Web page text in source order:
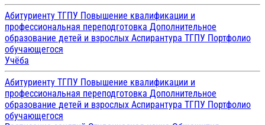
Абитуриенту ТГПУ Повышение квалификации и
профессиональная переподготовка Дополнительное
образование детей и взрослых Аспирантура ТГПУ Портфолио
обучающегося
Учёба
Абитуриенту ТГПУ Повышение квалификации и
профессиональная переподготовка Дополнительное
образование детей и взрослых Аспирантура ТГПУ Портфолио
обучающегося